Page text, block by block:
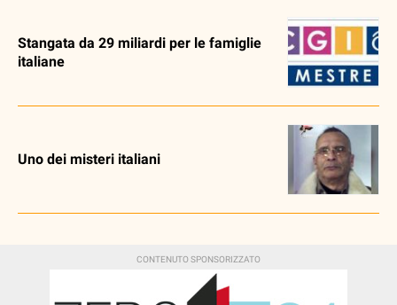
Stangata da 29 miliardi per le famiglie
italiane
Uno dei misteri italiani